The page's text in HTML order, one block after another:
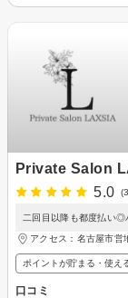
Private Salon
5.0
二回目以降も都度払い◎
アクセス：名古屋市営
ポイントが貯まる・使え
口コミ